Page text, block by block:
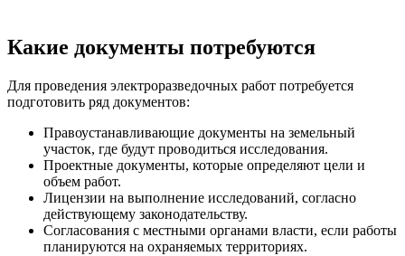
Какие документы потребуются
Для проведения электроразведочных работ потребуется
подготовить ряд документов:
Правоустанавливающие документы на земельный
участок, где будут проводиться исследования.
Проектные документы, которые определяют цели и
объем работ.
Лицензии на выполнение исследований, согласно
действующему законодательству.
Согласования с местными органами власти, если работы
планируются на охраняемых территориях.